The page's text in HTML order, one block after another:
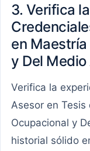
3. Verifica
en
y Del
Verifica la
Asesor en Tesis
Ocupacional y
historial sólido